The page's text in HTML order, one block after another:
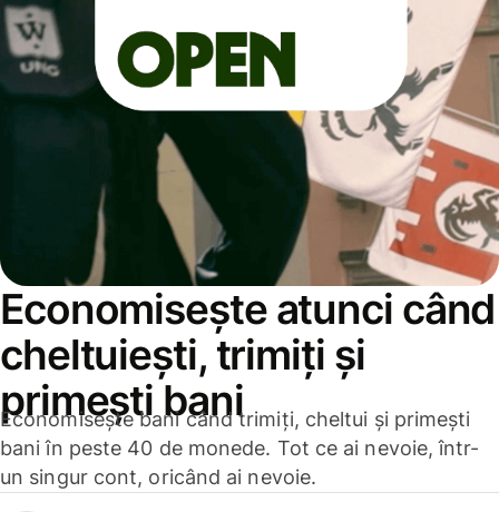
Economisește atunci când
cheltuiești, trimiți și
primești bani
Economisește bani când trimiți, cheltui și primești
bani în peste 40 de monede. Tot ce ai nevoie, într-
un singur cont, oricând ai nevoie.